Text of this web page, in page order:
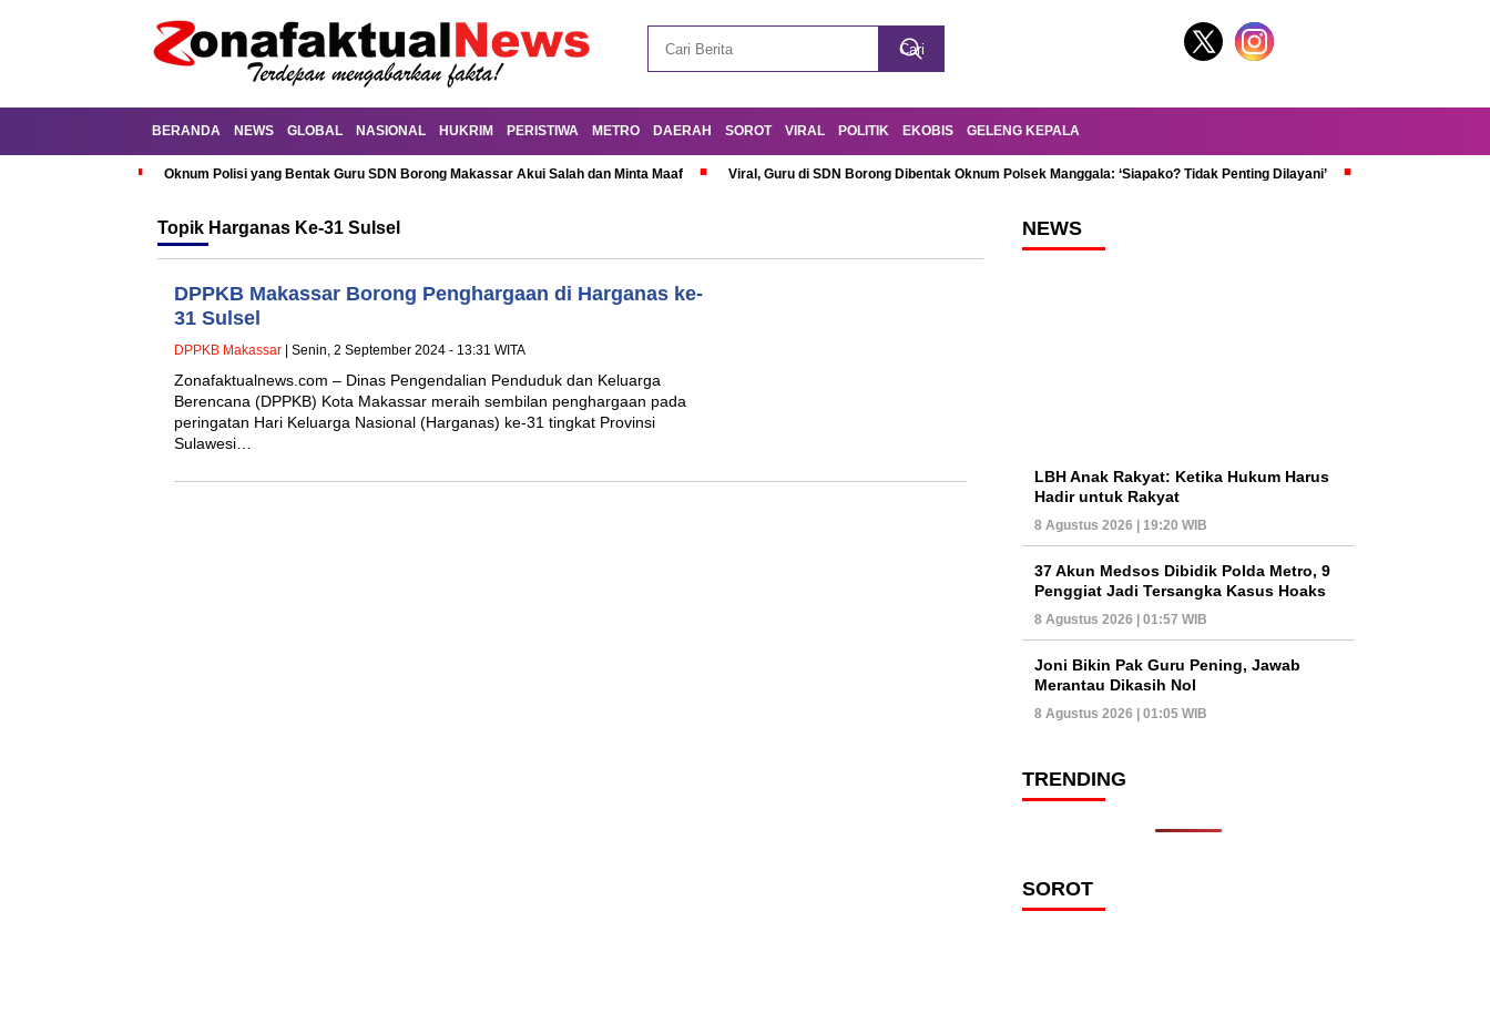
BERANDA NEWS GLOBAL NASIONAL HUKRIM PERISTIWA METRO DAERAH SOROT VIRAL POLITIK EKOBIS GELENG KEPALA
Oknum Polisi yang Bentak Guru SDN Borong Makassar Akui Salah dan Minta Maaf Viral, Guru di SDN Borong Dibentak Oknum Polsek Manggala: ‘Siapako? Tidak Penting Dilayani’
Topik Harganas Ke-31 Sulsel
DPPKB Makassar Borong Penghargaan di Harganas ke-
31 Sulsel
DPPKB Makassar | Senin, 2 September 2024 - 13:31 WITA
Zonafaktualnews.com – Dinas Pengendalian Penduduk dan Keluarga
Berencana (DPPKB) Kota Makassar meraih sembilan penghargaan pada
peringatan Hari Keluarga Nasional (Harganas) ke-31 tingkat Provinsi
Sulawesi…
NEWS
LBH Anak Rakyat: Ketika Hukum Harus
Hadir untuk Rakyat
8 Agustus 2026 | 19:20 WIB
37 Akun Medsos Dibidik Polda Metro, 9
Penggiat Jadi Tersangka Kasus Hoaks
8 Agustus 2026 | 01:57 WIB
Joni Bikin Pak Guru Pening, Jawab
Merantau Dikasih Nol
8 Agustus 2026 | 01:05 WIB
TRENDING
SOROT